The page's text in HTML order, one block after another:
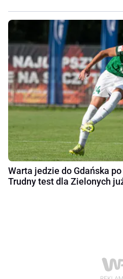
Warta jedzie do Gdańska
Trudny test dla Zielonych